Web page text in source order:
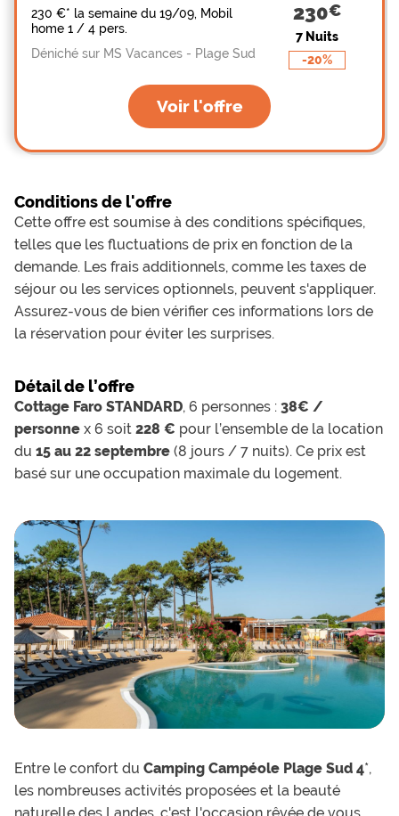
230 €* la semaine du 19/09, Mobil
home 1 / 4 pers.
Déniché sur MS Vacances - Plage Sud
230
7 Nuits
-20%
Voir l'offre
Conditions de l'offre
Cette offre est soumise à des conditions spécifiques,
telles que les fluctuations de prix en fonction de la
demande. Les frais additionnels, comme les taxes de
séjour ou les services optionnels, peuvent s'appliquer.
Assurez-vous de bien vérifier ces informations lors de
la réservation pour éviter les surprises.
Détail de l’offre
Cottage Faro STANDARD, 6 personnes : 38€ /
personne x 6 soit 228 € pour l’ensemble de la location
du 15 au 22 septembre (8 jours / 7 nuits). Ce prix est
basé sur une occupation maximale du logement.
Entre le confort du Camping Campéole Plage Sud 4*,
les nombreuses activités proposées et la beauté